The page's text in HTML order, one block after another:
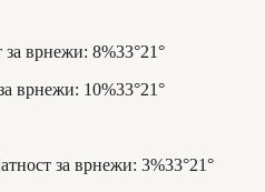
за врнежи: 8%33°21°
врнежи: 10%33°21°
за врнежи: 3%33°21°